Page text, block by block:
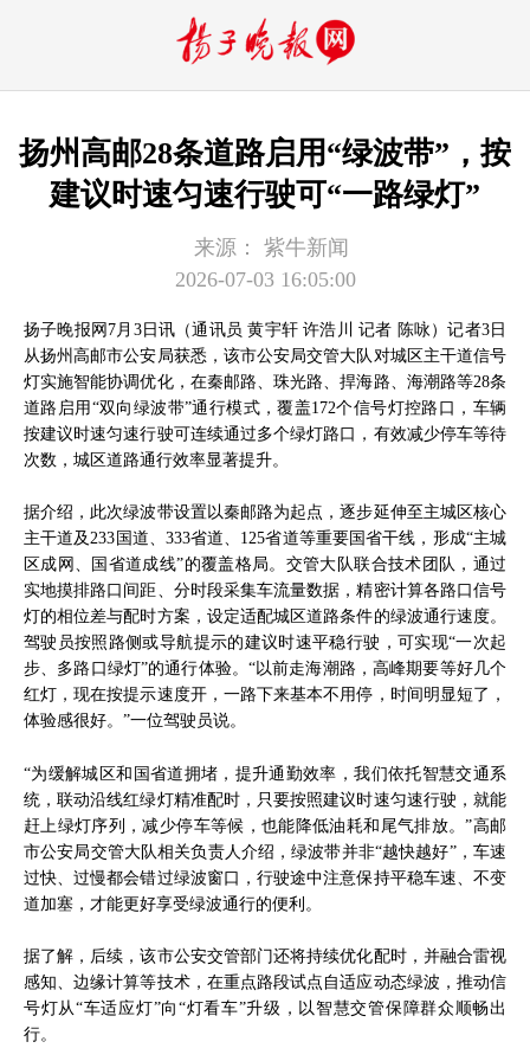
扬州高邮28条道路启用“绿波带”，按
建议时速匀速行驶可“一路绿灯”
来源：
紫牛新闻
2026-07-03 16:05:00
扬子晚报网7月3日讯（通讯员 黄宇轩 许浩川 记者 陈咏）记者3日
从扬州高邮市公安局获悉，该市公安局交管大队对城区主干道信号
灯实施智能协调优化，在秦邮路、珠光路、捍海路、海潮路等28条
道路启用“双向绿波带”通行模式，覆盖172个信号灯控路口，车辆
按建议时速匀速行驶可连续通过多个绿灯路口，有效减少停车等待
次数，城区道路通行效率显著提升。
据介绍，此次绿波带设置以秦邮路为起点，逐步延伸至主城区核心
主干道及233国道、333省道、125省道等重要国省干线，形成“主城
区成网、国省道成线”的覆盖格局。交管大队联合技术团队，通过
实地摸排路口间距、分时段采集车流量数据，精密计算各路口信号
灯的相位差与配时方案，设定适配城区道路条件的绿波通行速度。
驾驶员按照路侧或导航提示的建议时速平稳行驶，可实现“一次起
步、多路口绿灯”的通行体验。“以前走海潮路，高峰期要等好几个
红灯，现在按提示速度开，一路下来基本不用停，时间明显短了，
体验感很好。”一位驾驶员说。
“为缓解城区和国省道拥堵，提升通勤效率，我们依托智慧交通系
统，联动沿线红绿灯精准配时，只要按照建议时速匀速行驶，就能
赶上绿灯序列，减少停车等候，也能降低油耗和尾气排放。”高邮
市公安局交管大队相关负责人介绍，绿波带并非“越快越好”，车速
过快、过慢都会错过绿波窗口，行驶途中注意保持平稳车速、不变
道加塞，才能更好享受绿波通行的便利。
据了解，后续，该市公安交管部门还将持续优化配时，并融合雷视
感知、边缘计算等技术，在重点路段试点自适应动态绿波，推动信
号灯从“车适应灯”向“灯看车”升级，以智慧交管保障群众顺畅出
行。